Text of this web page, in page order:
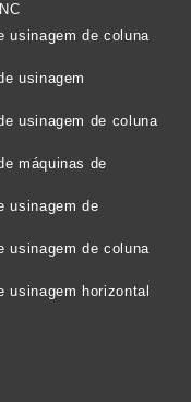
usinagem de coluna
usinagem
usinagem de coluna
máquinas de
usinagem de
usinagem de coluna
usinagem horizontal